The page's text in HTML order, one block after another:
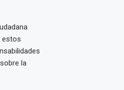
estos
la